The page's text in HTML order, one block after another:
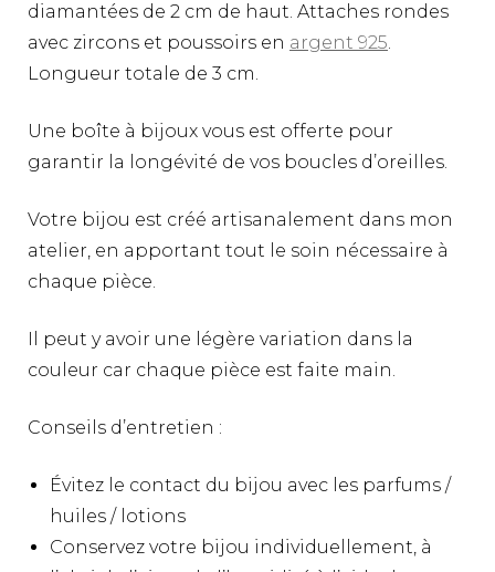
diamantées de 2 cm de haut. Attaches rondes
avec zircons et poussoirs en argent 925.
Longueur totale de 3 cm.
Une boîte à bijoux vous est offerte pour
garantir la longévité de vos boucles d’oreilles.
Votre bijou est créé artisanalement dans mon
atelier, en apportant tout le soin nécessaire à
chaque pièce.
Il peut y avoir une légère variation dans la
couleur car chaque pièce est faite main.
Conseils d’entretien :
Évitez le contact du bijou avec les parfums /
huiles / lotions
Conservez votre bijou individuellement, à